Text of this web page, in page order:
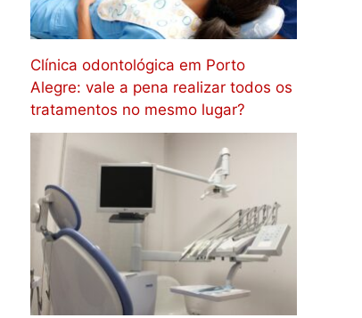
Clínica odontológica em Porto
Alegre: vale a pena realizar todos os
tratamentos no mesmo lugar?